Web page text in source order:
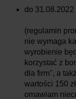
do 31.08.2022
(regulamin
nie wymaga
wyrobienie
korzystać z
dla firm", a
wartości 150
omawiam